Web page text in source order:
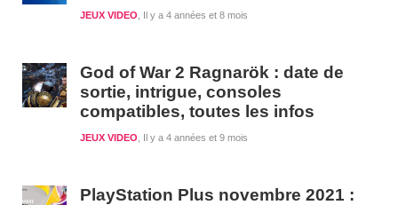
Il y a 4 années et 8 mois
JEUX VIDEO
God of War 2 Ragnarök : date de
sortie, intrigue, consoles
compatibles, toutes les infos
Il y a 4 années et 9 mois
JEUX VIDEO
PlayStation Plus novembre 2021 :